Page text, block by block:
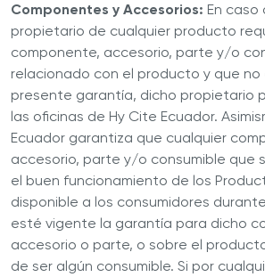
Componentes y Accesorios: En caso
propietario de cualquier producto
componente, accesorio, parte y/o
relacionado con el producto y que no
presente garantía, dicho propietario
las oficinas de Hy Cite Ecuador.
Ecuador garantiza que cualquier
accesorio, parte y/o consumible que
el buen funcionamiento de los
disponible a los consumidores
esté vigente la garantía para dicho
accesorio o parte, o sobre el
de ser algún consumible. Si por